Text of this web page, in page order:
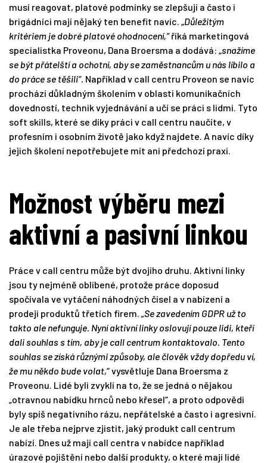
musí reagovat, platové podmínky se zlepšují a často i
brigádníci mají nějaký ten benefit navíc. „Důležitým
kritériem je dobré platové ohodnocení,“říká marketingová
specialistka Proveonu, Dana Broersma a dodává: „snažíme
se být přátelští a ochotní, aby se zaměstnancům u nás líbilo a
do práce se těšili“. Například v call centru Proveon se navíc
prochází důkladným školením v oblasti komunikačních
dovedností, technik vyjednávání a učí se práci s lidmi. Tyto
soft skills, které se díky práci v call centru naučíte, v
profesním i osobním životě jako když najdete. A navíc díky
jejich školení nepotřebujete mít ani předchozí praxi.
Možnost výběru mezi
aktivní a pasivní linkou
Práce v call centru může být dvojího druhu. Aktivní linky
jsou ty nejméně oblíbené, protože práce doposud
spočívala ve vytáčení náhodných čísel a v nabízení a
prodeji produktů třetích firem. „Se zavedením GDPR už to
takto ale nefunguje. Nyní aktivní linky oslovují pouze lidi, kteří
dali souhlas s tím, aby je call centrum kontaktovalo. Tento
souhlas se získá různými způsoby, ale člověk vždy dopředu ví,
že mu někdo bude volat,“ vysvětluje Dana Broersma z
Proveonu. Lidé byli zvyklí na to, že se jedná o nějakou
„otravnou nabídku hrnců nebo křesel“, a proto odpovědi
byly spíš negativního rázu, nepřátelské a často i agresivní.
Je ale třeba nejprve zjistit, jaký produkt call centrum
nabízí. Dnes už mají call centra v nabídce například
úrazové pojištění nebo další produkty, o které mají lidé